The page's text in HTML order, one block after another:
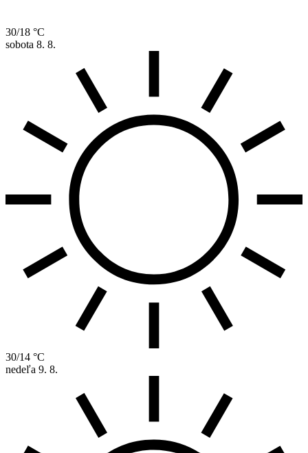
30/18 °C
sobota 8. 8.
30/14 °C
nedeľa 9. 8.